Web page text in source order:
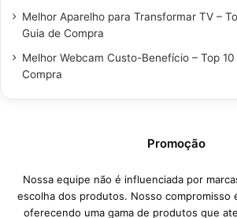
Melhor Aparelho para Transformar TV –
Guia de Compra
Melhor Webcam Custo-Benefício – Top
Compra
Promoção
Nossa equipe não é influenciada por
escolha dos produtos. Nosso compromisso
oferecendo uma gama de produtos que